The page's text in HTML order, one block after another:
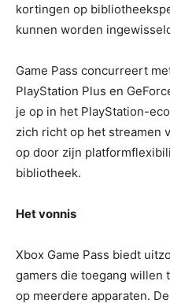
kortingen op
kunnen worden
Game Pass concurreert
PlayStation Plus en
je op in het PlayStation-
zich richt op het streamen
op door zijn
bibliotheek.
Het vonnis
Xbox Game Pass biedt
gamers die toegang willen
op meerdere apparaten.